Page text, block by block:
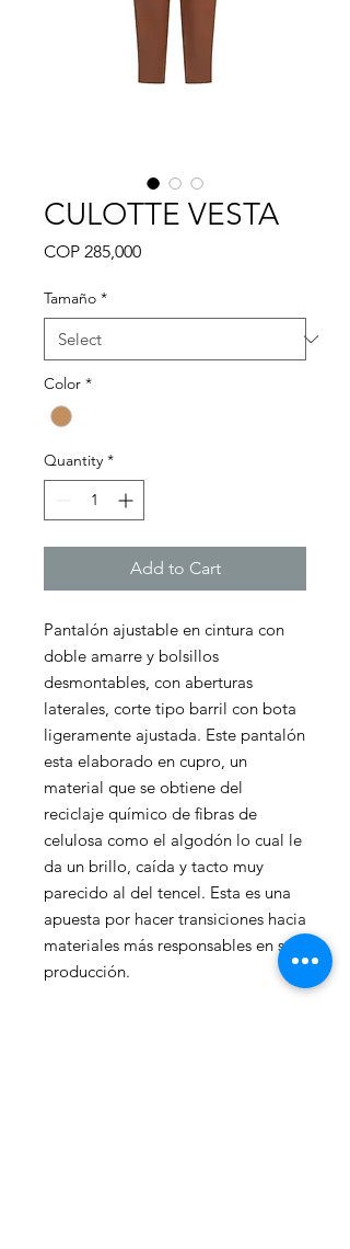
CULOTTE VESTA
COP 285,000Price
Tamaño *
Color *
Quantity *
Add to Cart
Pantalón ajustable en cintura con
doble amarre y bolsillos
desmontables, con aberturas
laterales, corte tipo barril con bota
ligeramente ajustada. Este pantalón
esta elaborado en cupro, un
material que se obtiene del
reciclaje químico de fibras de
celulosa como el algodón lo cual le
da un brillo, caída y tacto muy
parecido al del tencel. Esta es una
apuesta por hacer transiciones hacia
materiales más responsables en su
producción.